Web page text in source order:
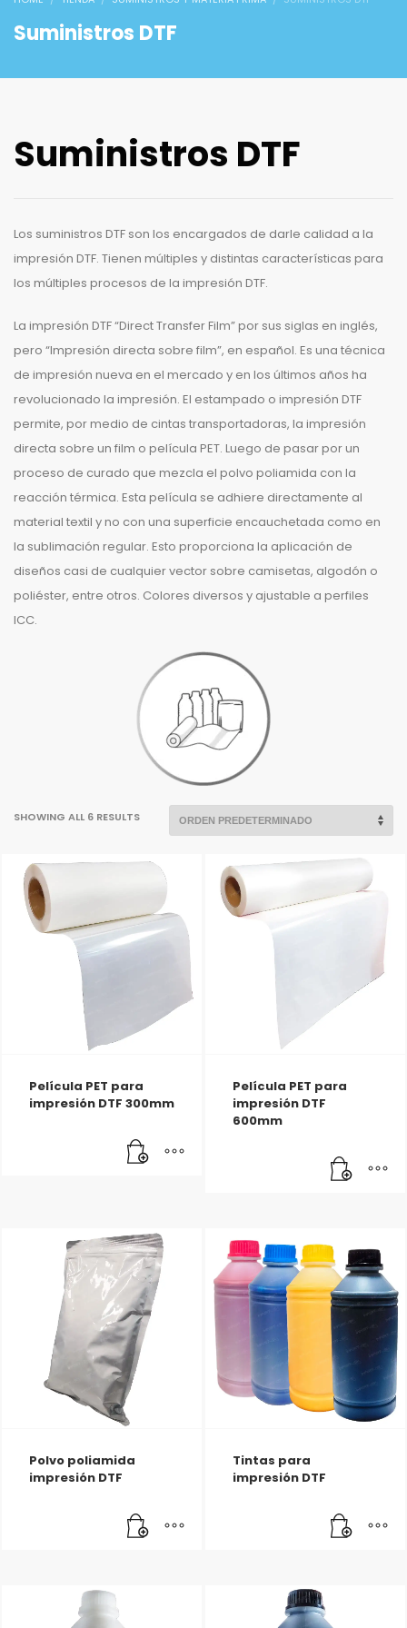
Suministros DTF
Suministros DTF
Los suministros DTF son los encargados de darle calidad a la
impresión DTF. Tienen múltiples y distintas características para
los múltiples procesos de la impresión DTF.
La impresión DTF “Direct Transfer Film” por sus siglas en inglés,
pero “Impresión directa sobre film”, en español. Es una técnica
de impresión nueva en el mercado y en los últimos años ha
revolucionado la impresión. El estampado o impresión DTF
permite, por medio de cintas transportadoras, la impresión
directa sobre un film o película PET. Luego de pasar por un
proceso de curado que mezcla el polvo poliamida con la
reacción térmica. Esta película se adhiere directamente al
material textil y no con una superficie encauchetada como en
la sublimación regular. Esto proporciona la aplicación de
diseños casi de cualquier vector sobre camisetas, algodón o
poliéster, entre otros. Colores diversos y ajustable a perfiles
ICC.
SHOWING ALL 6 RESULTS
Película PET para
impresión DTF 300mm
Película PET para
impresión DTF
600mm
Polvo poliamida
impresión DTF
Tintas para
impresión DTF